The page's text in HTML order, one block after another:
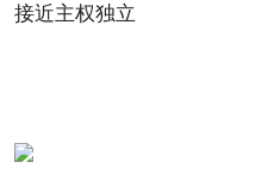
接近主权独立